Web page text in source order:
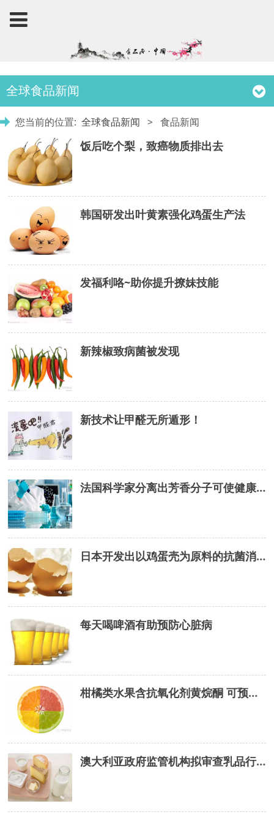
全球食品新闻
您当前的位置:全球食品新闻 > 食品新闻
饭后吃个梨，致癌物质排出去
韩国研发出叶黄素强化鸡蛋生产法
发福利咯~助你提升撩妹技能
新辣椒致病菌被发现
新技术让甲醛无所遁形！
法国科学家分离出芳香分子可使健康食品变好吃
日本开发出以鸡蛋壳为原料的抗菌消臭剂
每天喝啤酒有助预防心脏病
柑橘类水果含抗氧化剂黄烷酮 可预防肥胖所致疾病
澳大利亚政府监管机构拟审查乳品行业问题